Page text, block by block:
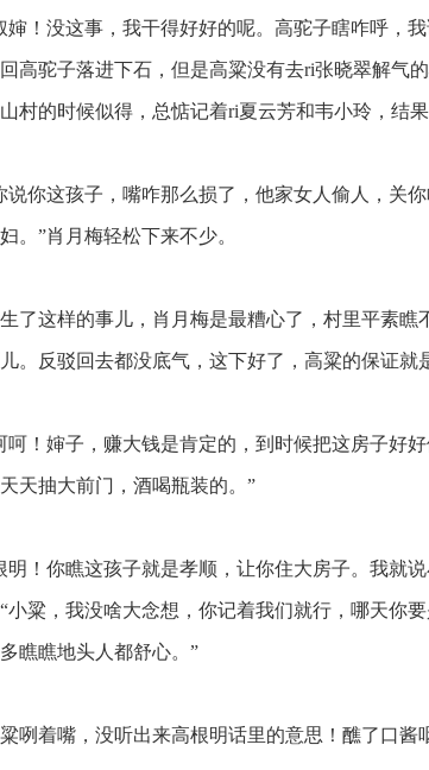
！没这事，我干得好好的呢。高驼子瞎咋呼，
高驼子落进下石，但是高粱没有去ri张晓翠解气
村的时候似得，总惦记着ri夏云芳和韦小玲，结
你这孩子，嘴咋那么损了，他家女人偷人，关
。”肖月梅轻松下来不少。
了这样的事儿，肖月梅是最糟心了，村里平素瞧
。反驳回去都没底气，这下好了，高粱的保证就
！婶子，赚大钱是肯定的，到时候把这房子好
天抽大前门，酒喝瓶装的。”
！你瞧这孩子就是孝顺，让你住大房子。我就
小粱，我没啥大念想，你记着我们就行，哪天你
瞧瞧地头人都舒心。”
咧着嘴，没听出来高根明话里的意思！醮了口酱